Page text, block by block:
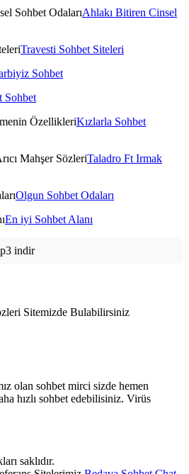
Ahlakı Bitiren Cinsel
Travesti Sohbet Siteleri
Sohbet
Sohbet
Kızlarla Sohbet
Taladro Ft Irmak
Olgun Sohbet Odaları
En iyi Sohbet Alanı
indir
Sitemizde Bulabilirsiniz
olan sohbet mirci sizde hemen
hızlı sohbet edebilisiniz. Virüs
saklıdır.